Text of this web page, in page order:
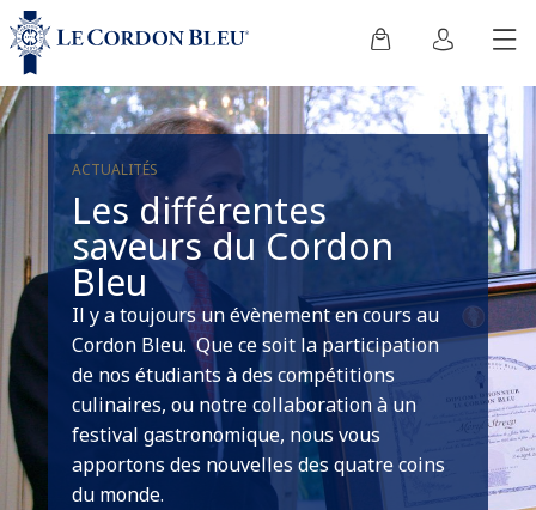
ACTUALITÉS
Les différentes
saveurs du Cordon
Bleu
Il y a toujours un évènement en cours au
Cordon Bleu. Que ce soit la participation
de nos étudiants à des compétitions
culinaires, ou notre collaboration à un
festival gastronomique, nous vous
apportons des nouvelles des quatre coins
du monde.